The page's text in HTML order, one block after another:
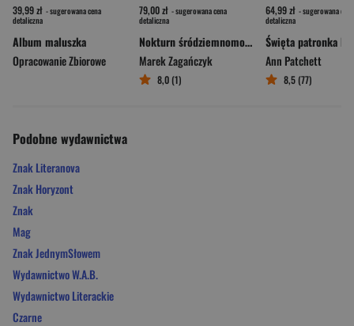
39,99 zł - sugerowana cena
detaliczna
Album maluszka
Opracowanie Zbiorowe
79,00 zł - sugerowana cena
detaliczna
Nokturn śródziemnomorski
Marek Zagańczyk
8,0 (1)
64,99 zł - sugerowana cena
detaliczna
Ann Patchett
8,5 (77)
Podobne wydawnictwa
Znak Literanova
Znak Horyzont
Znak
Mag
Znak JednymSłowem
Wydawnictwo W.A.B.
Wydawnictwo Literackie
Czarne